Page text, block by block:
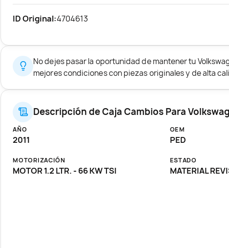
ID Original:4704613
No dejes pasar la oportunidad de mantener tu
mejores condiciones con piezas originales y de alta
Descripción de Caja Cambios Para
AÑO
2011
OEM
PED
MOTORIZACIÓN
MOTOR 1.2 LTR. - 66 KW TSI
ESTADO
MATERIAL